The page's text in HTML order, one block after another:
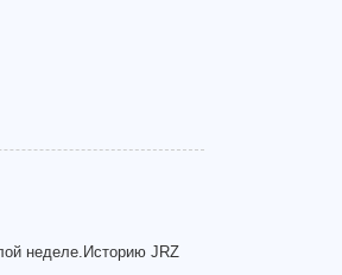
неделе.Историю JRZ